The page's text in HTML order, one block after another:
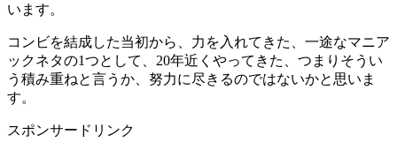
います。
コンビを結成した当初から、力を入れてきた、一途なマニア
ックネタの1つとして、20年近くやってきた、つまりそうい
う積み重ねと言うか、努力に尽きるのではないかと思いま
す。
スポンサードリンク